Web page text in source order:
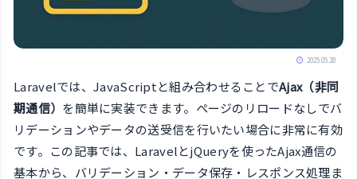
2025.05.28
Laravelでは、JavaScriptと組み合わせることでAjax（非同
期通信） を簡単に実装できます。ページのリロードなしでバ
リデーションやデータの送受信を行いたい場合に非常に有効
です。この記事では、LaravelとjQueryを使ったAjax通信の
基本から、バリデーション・データ保存・レスポンス処理ま